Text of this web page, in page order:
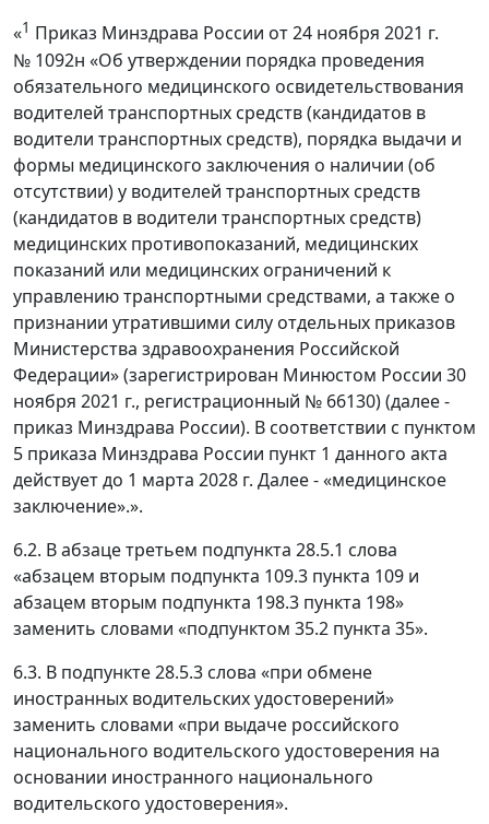
«1 Приказ Минздрава России от 24 ноября 2021 г.
№ 1092н «Об утверждении порядка проведения
обязательного медицинского освидетельствования
водителей транспортных средств (кандидатов в
водители транспортных средств), порядка выдачи и
формы медицинского заключения о наличии (об
отсутствии) у водителей транспортных средств
(кандидатов в водители транспортных средств)
медицинских противопоказаний, медицинских
показаний или медицинских ограничений к
управлению транспортными средствами, а также о
признании утратившими силу отдельных приказов
Министерства здравоохранения Российской
Федерации» (зарегистрирован Минюстом России 30
ноября 2021 г., регистрационный № 66130) (далее -
приказ Минздрава России). В соответствии с пунктом
5 приказа Минздрава России пункт 1 данного акта
действует до 1 марта 2028 г. Далее - «медицинское
заключение».».
6.2. В абзаце третьем подпункта 28.5.1 слова
«абзацем вторым подпункта 109.3 пункта 109 и
абзацем вторым подпункта 198.3 пункта 198»
заменить словами «подпунктом 35.2 пункта 35».
6.3. В подпункте 28.5.3 слова «при обмене
иностранных водительских удостоверений»
заменить словами «при выдаче российского
национального водительского удостоверения на
основании иностранного национального
водительского удостоверения».